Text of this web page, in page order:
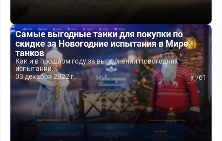
Самые выгодные танки для покупки по
скидке за Новогодние испытания в Мире
танков
Как и в прошлом году за выполнении Новогодних
испытаний...
03 декабря 2022 г.
61